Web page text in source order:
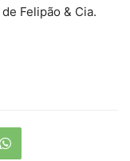
Felipão & Cia.